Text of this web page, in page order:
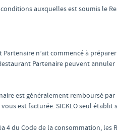
auxquelles est soumis le
n’ait commencé à
Partenaire peuvent
est généralement remboursé
est facturée. SICKLO seul
du Code de la consommation,